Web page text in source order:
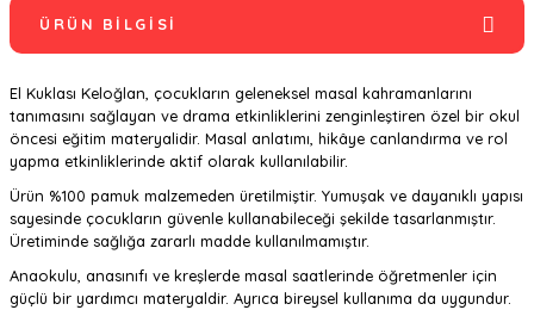
ÜRÜN BILGISI
El Kuklası Keloğlan, çocukların geleneksel masal kahramanlarını
tanımasını sağlayan ve drama etkinliklerini zenginleştiren özel bir okul
öncesi eğitim materyalidir. Masal anlatımı, hikâye canlandırma ve rol
yapma etkinliklerinde aktif olarak kullanılabilir.
Ürün %100 pamuk malzemeden üretilmiştir. Yumuşak ve dayanıklı yapısı
sayesinde çocukların güvenle kullanabileceği şekilde tasarlanmıştır.
Üretiminde sağlığa zararlı madde kullanılmamıştır.
Anaokulu, anasınıfı ve kreşlerde masal saatlerinde öğretmenler için
güçlü bir yardımcı materyaldir. Ayrıca bireysel kullanıma da uygundur.